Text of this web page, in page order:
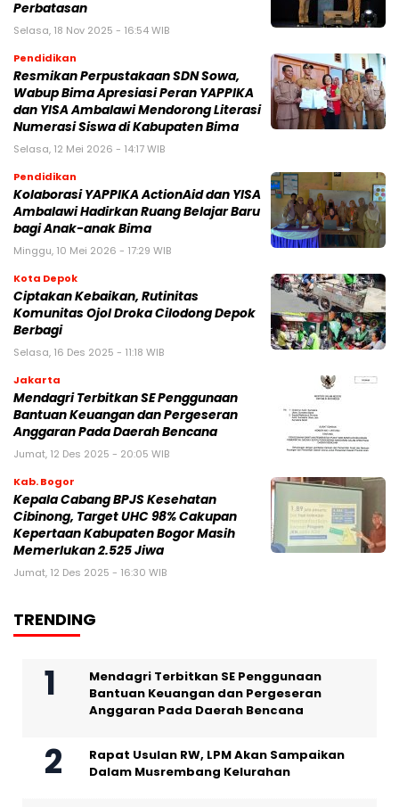
Perbatasan
Selasa, 18 Nov 2025 - 16:54 WIB
Pendidikan
Resmikan Perpustakaan SDN Sowa,
Wabup Bima Apresiasi Peran YAPPIKA
dan YISA Ambalawi Mendorong Literasi
Numerasi Siswa di Kabupaten Bima
Selasa, 12 Mei 2026 - 14:17 WIB
Pendidikan
Kolaborasi YAPPIKA ActionAid dan YISA
Ambalawi Hadirkan Ruang Belajar Baru
bagi Anak-anak Bima
Minggu, 10 Mei 2026 - 17:29 WIB
Kota Depok
Ciptakan Kebaikan, Rutinitas
Komunitas Ojol Droka Cilodong Depok
Berbagi
Selasa, 16 Des 2025 - 11:18 WIB
Jakarta
Mendagri Terbitkan SE Penggunaan
Bantuan Keuangan dan Pergeseran
Anggaran Pada Daerah Bencana
Jumat, 12 Des 2025 - 20:05 WIB
Kab. Bogor
Kepala Cabang BPJS Kesehatan
Cibinong, Target UHC 98% Cakupan
Kepertaan Kabupaten Bogor Masih
Memerlukan 2.525 Jiwa
Jumat, 12 Des 2025 - 16:30 WIB
TRENDING
Mendagri Terbitkan SE Penggunaan
Bantuan Keuangan dan Pergeseran
Anggaran Pada Daerah Bencana
Rapat Usulan RW, LPM Akan Sampaikan
Dalam Musrembang Kelurahan